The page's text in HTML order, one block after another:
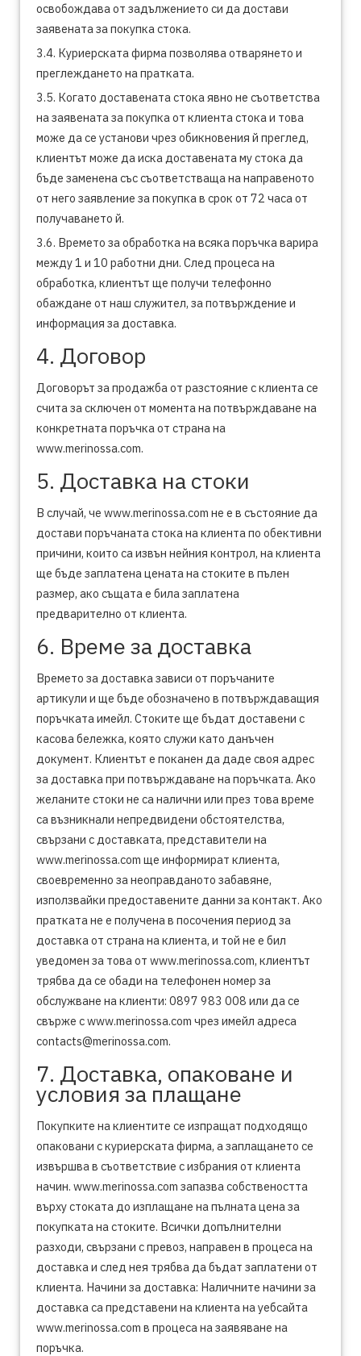
освобождава от задължението си да достави
заявената за покупка стока.
3.4. Куриерската фирма позволява отварянето и
преглеждането на пратката.
3.5. Когато доставената стока явно не съответства
на заявената за покупка от клиента стока и това
може да се установи чрез обикновения й преглед,
клиентът може да иска доставената му стока да
бъде заменена със съответстваща на направеното
от него заявление за покупка в срок от 72 часа от
получаването й.
3.6. Времето за обработка на всяка поръчка варира
между 1 и 10 работни дни. След процеса на
обработка, клиентът ще получи телефонно
обаждане от наш служител, за потвърждение и
информация за доставка.
4. Договор
Договорът за продажба от разстояние с клиента се
счита за сключен от момента на потвърждаване на
конкретната поръчка от страна на
www.merinossa.com.
5. Доставка на стоки
В случай, че www.merinossa.com не е в състояние да
достави поръчаната стока на клиента по обективни
причини, които са извън нейния контрол, на клиента
ще бъде заплатена цената на стоките в пълен
размер, ако същата е била заплатена
предварително от клиента.
6. Време за доставка
Времето за доставка зависи от поръчаните
артикули и ще бъде обозначено в потвърждаващия
поръчката имейл. Стоките ще бъдат доставени с
касова бележка, която служи като данъчен
документ. Клиентът е поканен да даде своя адрес
за доставка при потвърждаване на поръчката. Ако
желаните стоки не са налични или през това време
са възникнали непредвидени обстоятелства,
свързани с доставката, представители на
www.merinossa.com ще информират клиента,
своевременно за неоправданото забавяне,
използвайки предоставените данни за контакт. Ако
пратката не е получена в посочения период за
доставка от страна на клиента, и той не е бил
уведомен за това от www.merinossa.com, клиентът
трябва да се обади на телефонен номер за
обслужване на клиенти: 0897 983 008 или да се
свърже с www.merinossa.com чрез имейл адреса
contacts@merinossa.com.
7. Доставка, опаковане и
условия за плащане
Покупките на клиентите се изпращат подходящо
опаковани с куриерската фирма, а заплащането се
извършва в съответствие с избрания от клиента
начин. www.merinossa.com запазва собствеността
върху стоката до изплащане на пълната цена за
покупката на стоките. Всички допълнителни
разходи, свързани с превоз, направен в процеса на
доставка и след нея трябва да бъдат заплатени от
клиента. Начини за доставка: Наличните начини за
доставка са представени на клиента на уебсайта
www.merinossa.com в процеса на заявяване на
поръчка.